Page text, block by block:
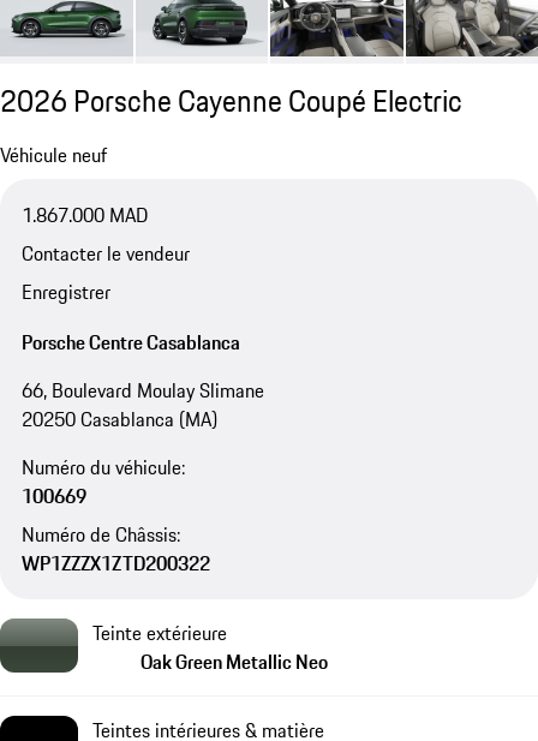
2026 Porsche Cayenne Coupé Electric
Véhicule neuf
1.867.000 MAD
Contacter le vendeur
Enregistrer
Porsche Centre Casablanca
66, Boulevard Moulay Slimane
20250 Casablanca (MA)
Numéro du véhicule:
100669
Numéro de Châssis:
WP1ZZZX1ZTD200322
Teinte extérieure
Oak Green Metallic Neo
Teintes intérieures & matière